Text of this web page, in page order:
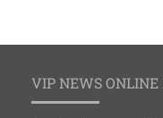
VIP NEWS